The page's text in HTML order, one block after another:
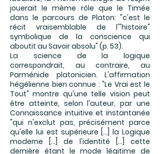
jouerait le même rôle que le Timée
dans le parcours de Platon: "c'est le
récit vraisemblable de l'"histoire"
symbolique de la conscience qui
aboutit au Savoir absolu" (p. 53).
La science de la logique
correspondrait, au contraire, au
Parménide platonicien. L'affirmation
hégélienne bien connue : "Le Vrai est le
Tout" montre qu'une telle vision peut
être atteinte, selon l'auteur, par une
Connaissance intuitive et instantanée
"qui n'exclut pas, précisément parce
qu'elle lui est supérieure [...] la Logique
moderne [...] de l'identité [...] cette
dernière étant le mode légitime de